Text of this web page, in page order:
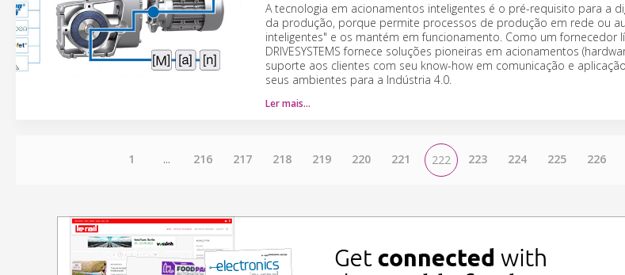
A tecnologia em acionamentos inteligentes é o pré-requisito para a
da produção, porque permite processos de produção em rede ou
inteligentes" e os mantém em funcionamento. Como um fornecedor
DRIVESYSTEMS fornece soluções pioneiras em acionamentos
suporte aos clientes com seu know-how em comunicação e
seus ambientes para a Indústria 4.0.
Ler mais…
1 ... 216 217 218 219 220 221 222 223 224 225 226